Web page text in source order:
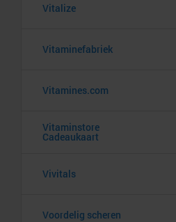
Vitalize
Vitaminefabriek
Vitamines.com
Vitaminstore
Cadeaukaart
Vivitals
Voordelig scheren